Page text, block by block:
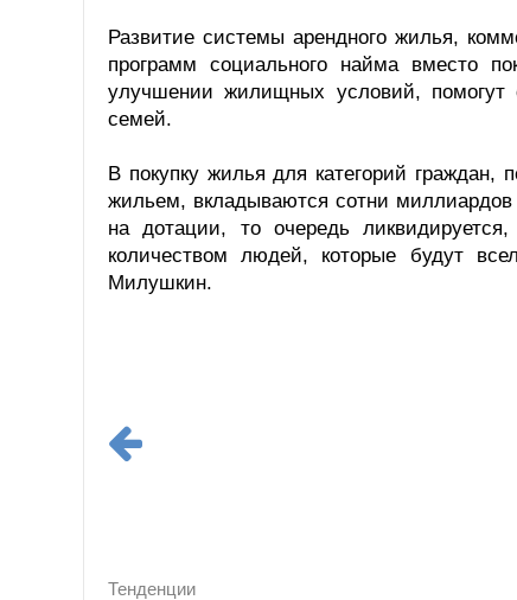
Развитие системы арендного жилья,
программ социального найма вместо
улучшении жилищных условий, помогут
семей.
В покупку жилья для категорий граждан,
жильем, вкладываются сотни миллиардов
на дотации, то очередь
количеством людей, которые будут
Милушкин.
Тенденции